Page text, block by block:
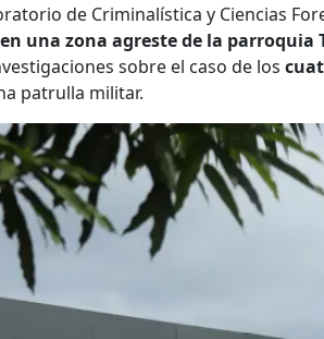
de Criminalística y Ciencias
una zona agreste de la parroquia
sobre el caso de los
patrulla militar.